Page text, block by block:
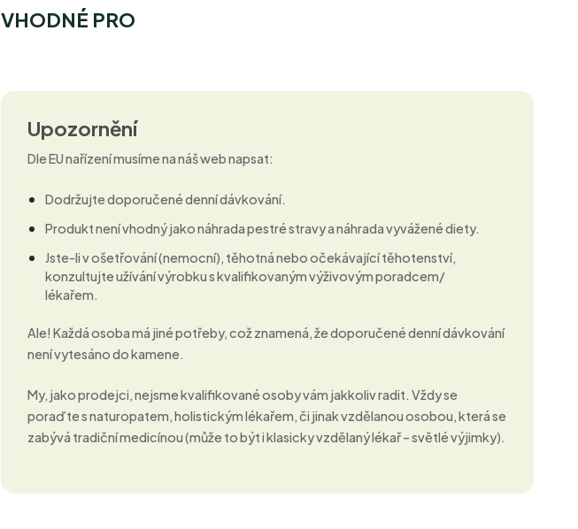
VHODNÉ PRO
Upozornění
Dle EU nařízení musíme na náš web napsat:
Dodržujte doporučené denní dávkování.
Produkt není vhodný jako náhrada pestré stravy a náhrada vyvážené diety.
Jste-li v ošetřování (nemocní), těhotná nebo očekávající těhotenství,
konzultujte užívání výrobku s kvalifikovaným výživovým poradcem/
lékařem.
Ale! Každá osoba má jiné potřeby, což znamená, že doporučené denní dávkování
není vytesáno do kamene.
My, jako prodejci, nejsme kvalifikované osoby vám jakkoliv radit. Vždy se
poraďte s naturopatem, holistickým lékařem, či jinak vzdělanou osobou, která se
zabývá tradiční medicínou (může to být i klasicky vzdělaný lékař – světlé výjimky).